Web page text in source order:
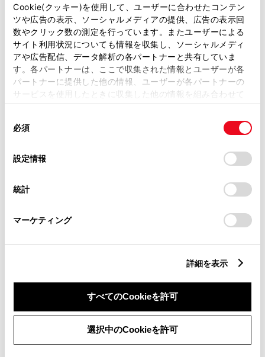
Cookie(クッキー)を使用して、ユーザーに合わせたコンテン
ツや広告の表示、ソーシャルメディアの提供、広告の表示回
数やクリック数の測定を行っています。またユーザーによる
サイト利用状況についても情報を収集し、ソーシャルメディ
アや広告配信、データ解析の各パートナーと共有していま
す。各パートナーは、ここで収集された情報とユーザーが各
パートナーに提供した他の情報、ユーザーが各パートナーの
サービスを使用したときに収集した他の情報を組み合わせて
使用することがあります。当ウェブサイトの使用を続行する
デバイスにすべてのCookie(クッキー)が保存されることに同
意したことになります。Cookie(クッキー)のオプトアウト、
設定の変更、同意を撤回したりするにあたっては、当社の
「Cookie（クッキー）情報の取り扱いについて
」をご覧くだ
必須
設定情報
統計
マーケティング
詳細を表示
すべてのCookieを許可
選択中のCookieを許可
必須 丁目番地
建物名
必須 ご希望の連絡方法
Eメール
メールアドレス